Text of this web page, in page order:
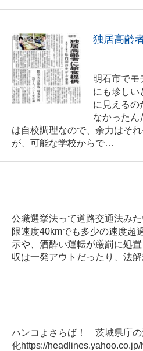
独居高齢
明石市でモ
にも珍しい
に見えるの
なかったん
は自校調理なので、余力はそ
が、可能な学校からで…
公職選挙法って道路交通法み
限速度40kmでも多少の速度超
示や、酒酔い運転が厳罰に処
収は一発アウトだったり、法
ハンコよさらば！ 茨城県庁の
化https://